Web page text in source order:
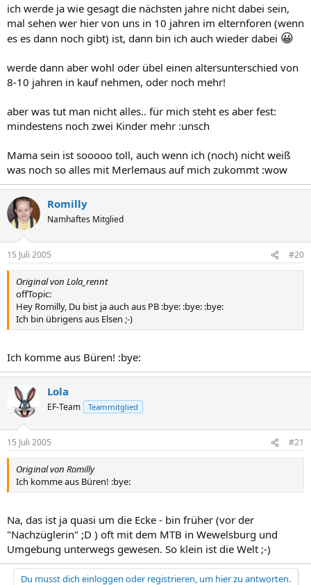
ich werde ja wie gesagt die nächsten jahre nicht dabei sein,
mal sehen wer hier von uns in 10 jahren im elternforen (wenn
es es dann noch gibt) ist, dann bin ich auch wieder dabei 😀
werde dann aber wohl oder übel einen altersunterschied von
8-10 jahren in kauf nehmen, oder noch mehr!
aber was tut man nicht alles.. für mich steht es aber fest:
mindestens noch zwei Kinder mehr :unsch
Mama sein ist sooooo toll, auch wenn ich (noch) nicht weiß
was noch so alles mit Merlemaus auf mich zukommt :wow
Romilly
Namhaftes Mitglied
15 Juli 2005 #20
Original von Lola_rennt
offTopic:
Hey Romilly, Du bist ja auch aus PB :bye: :bye: :bye:
Ich bin übrigens aus Elsen ;-)
Ich komme aus Büren! :bye:
Lola
EF-Team Teammitglied
15 Juli 2005 #21
Original von Romilly
Ich komme aus Büren! :bye:
Na, das ist ja quasi um die Ecke - bin früher (vor der
"Nachzüglerin" ;D ) oft mit dem MTB in Wewelsburg und
Umgebung unterwegs gewesen. So klein ist die Welt ;-)
Du musst dich einloggen oder registrieren, um hier zu antworten.